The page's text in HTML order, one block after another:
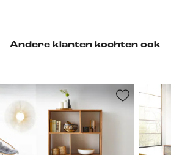
Andere klanten kochten ook